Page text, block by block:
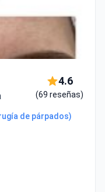
4.6
(69 reseñas)
de párpados)